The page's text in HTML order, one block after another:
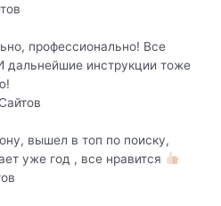
профессионально! Все
дальнейшие инструкции тоже
вышел в топ по поиску,
уже год , все нравится